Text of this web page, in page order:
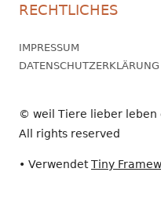
RECHTLICHES
IMPRESSUM
DATENSCHUTZERKLÄRUNG
© weil Tiere lieber leben
All rights reserved
• VerwendetTiny